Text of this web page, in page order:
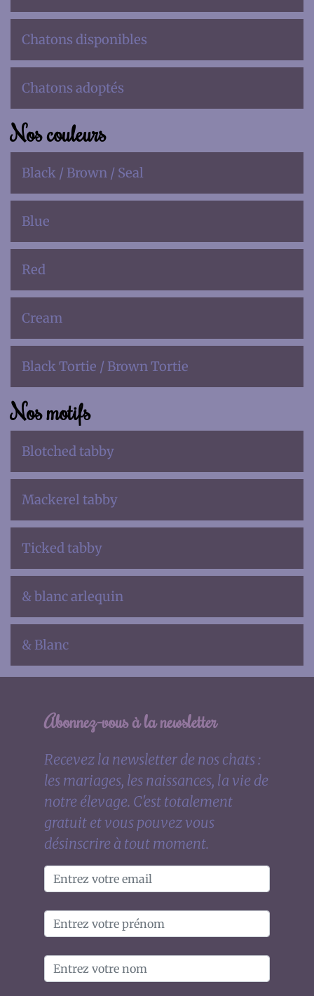
Chatons disponibles
Chatons adoptés
Nos couleurs
Black / Brown / Seal
Blue
Red
Cream
Black Tortie / Brown Tortie
Nos motifs
Blotched tabby
Mackerel tabby
Ticked tabby
& blanc arlequin
& Blanc
Abonnez-vous à la newsletter
Recevez la newsletter de nos chats :
les mariages, les naissances, la vie de
notre élevage. C'est totalement
gratuit et vous pouvez vous
désinscrire à tout moment.